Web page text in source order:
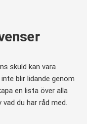
skuld kan vara
blir lidande genom
en lista över alla
du har råd med.